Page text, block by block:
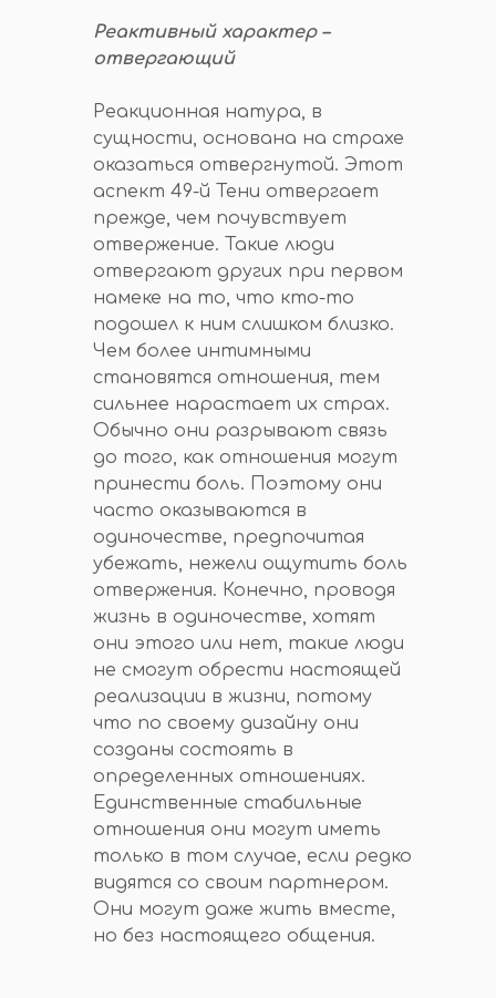
Реактивный характер –
отвергающий
Реакционная натура, в
сущности, основана на страхе
оказаться отвергнутой. Этот
аспект 49-й Тени отвергает
прежде, чем почувствует
отвержение. Такие люди
отвергают других при первом
намеке на то, что кто-то
подошел к ним слишком близко.
Чем более интимными
становятся отношения, тем
сильнее нарастает их страх.
Обычно они разрывают связь
до того, как отношения могут
принести боль. Поэтому они
часто оказываются в
одиночестве, предпочитая
убежать, нежели ощутить боль
отвержения. Конечно, проводя
жизнь в одиночестве, хотят
они этого или нет, такие люди
не смогут обрести настоящей
реализации в жизни, потому
что по своему дизайну они
созданы состоять в
определенных отношениях.
Единственные стабильные
отношения они могут иметь
только в том случае, если редко
видятся со своим партнером.
Они могут даже жить вместе,
но без настоящего общения.